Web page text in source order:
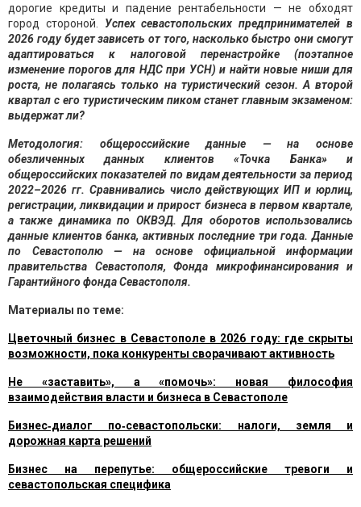
дорогие кредиты и падение рентабельности — не обходят
город стороной. Успех севастопольских предпринимателей в
2026 году будет зависеть от того, насколько быстро они смогут
адаптироваться к налоговой перенастройке (поэтапное
изменение порогов для НДС при УСН) и найти новые ниши для
роста, не полагаясь только на туристический сезон. А второй
квартал с его туристическим пиком станет главным экзаменом:
выдержат ли?
Методология: общероссийские данные — на основе
обезличенных данных клиентов «Точка Банка» и
общероссийских показателей по видам деятельности за период
2022–2026 гг. Сравнивались число действующих ИП и юрлиц,
регистрации, ликвидации и прирост бизнеса в первом квартале,
а также динамика по ОКВЭД. Для оборотов использовались
данные клиентов банка, активных последние три года. Данные
по Севастополю — на основе официальной информации
правительства Севастополя, Фонда микрофинансирования и
Гарантийного фонда Севастополя.
Материалы по теме:
Цветочный бизнес в Севастополе в 2026 году: где скрыты
возможности, пока конкуренты сворачивают активность
Не «заставить», а «помочь»: новая философия
взаимодействия власти и бизнеса в Севастополе
Бизнес‑диалог по‑севастопольски: налоги, земля и
дорожная карта решений
Бизнес на перепутье: общероссийские тревоги и
севастопольская специфика